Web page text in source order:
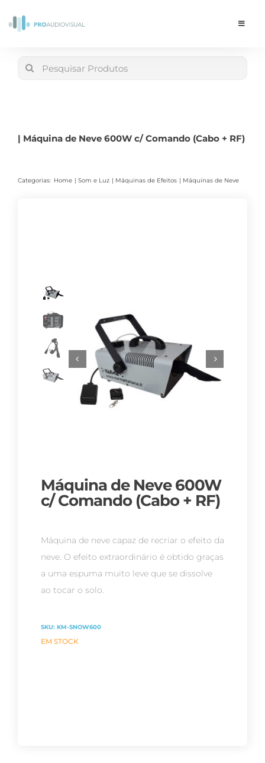
Toggle
Search
| Máquina de Neve 600W c/ Comando (Cabo + RF)
Categorias: Home Som e Luz Máquinas de Efeitos Máquinas de Neve
Máquina de Neve 600W
c/ Comando (Cabo + RF)
Máquina de neve capaz de recriar o efeito da
neve. O efeito extraordinário é obtido graças
a uma espuma muito leve que se dissolve
ao tocar o solo.
SKU: KM-SNOW600
EM STOCK